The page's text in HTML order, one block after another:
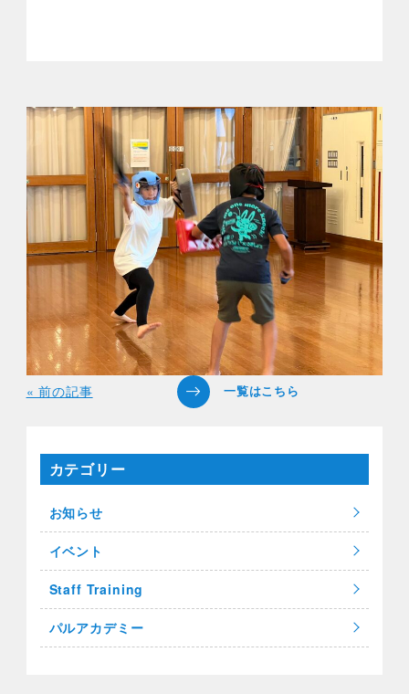
« 前の記事
カテゴリー
お知らせ
イベント
Staff Training
パルアカデミー